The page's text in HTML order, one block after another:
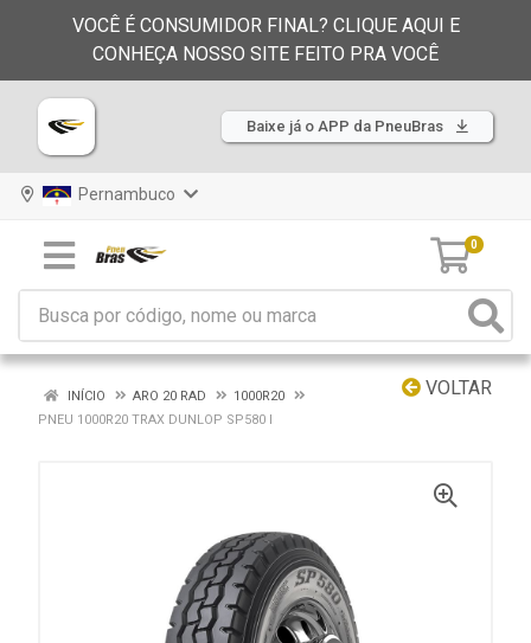
VOCÊ É CONSUMIDOR FINAL? CLIQUE AQUI E
CONHEÇA NOSSO SITE FEITO PRA VOCÊ
Baixe já o APP da PneuBras
Pernambuco
0
VOLTAR
INÍCIO ARO 20 RAD
1000R20
PNEU 1000R20 TRAX DUNLOP SP580 I